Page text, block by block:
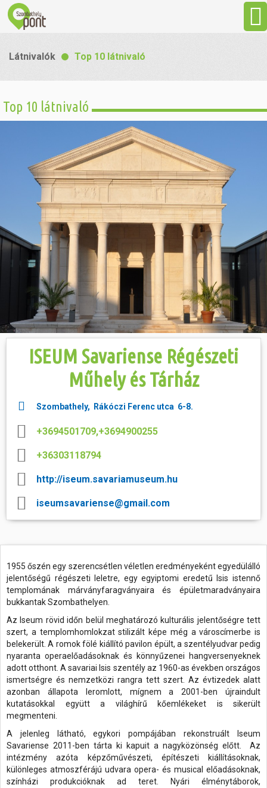
Látnivalók
Gasztronómia
Szállás
Sport
Szabadidő
Hasznos
Látnivalók Top 10 látnivaló
Top 10 látnivaló
ISEUM Savariense Régészeti
Műhely és Tárház
Szombathely, Rákóczi Ferenc utca 6-8.
+3694501709,+3694900255
+36303118794
http://iseum.savariamuseum.hu
iseumsavariense@gmail.com
1955 őszén egy szerencsétlen véletlen eredményeként egyedülálló
jelentőségű régészeti leletre, egy egyiptomi eredetű Isis istennő
templomának márványfaragványaira és épületmaradványaira
bukkantak Szombathelyen.
Az Iseum rövid időn belül meghatározó kulturális jelentőségre tett
szert, a templomhomlokzat stilizált képe még a városcímerbe is
belekerült. A romok fölé kiállító pavilon épült, a szentélyudvar pedig
nyaranta operaelőadásoknak és könnyűzenei hangversenyeknek
adott otthont. A savariai Isis szentély az 1960-as években országos
ismertségre és nemzetközi rangra tett szert. Az évtizedek alatt
azonban állapota leromlott, mígnem a 2001-ben újraindult
kutatásokkal együtt a világhírű kőemlékeket is sikerült
megmenteni.
A jelenleg látható, egykori pompájában rekonstruált Iseum
Savariense 2011-ben tárta ki kapuit a nagyközönség előtt. Az
intézmény azóta képzőművészeti, építészeti kiállításoknak,
különleges atmoszférájú udvara opera- és musical előadásoknak,
színházi produkcióknak ad teret. Nyári élménytáborok,